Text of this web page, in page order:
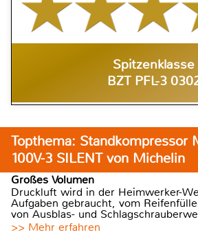
Spitzenklasse
BZT PFL-3
Topthema: Standkompressor
100V-3 SILENT von Michelin
Großes Volumen
Druckluft wird in der Heimwerker-
Aufgaben gebraucht, vom
von Ausblas- und
>> Mehr erfahren